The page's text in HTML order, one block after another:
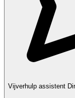
Vijverhulp assistent